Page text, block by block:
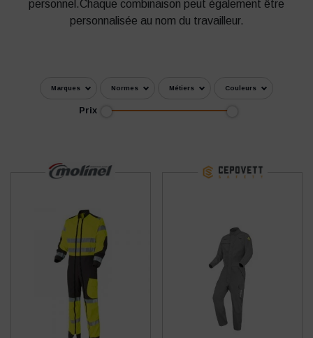
personnel.Chaque combinaison peut également être
personnalisée au nom du travailleur.
Marques Normes Métiers Couleurs
Prix